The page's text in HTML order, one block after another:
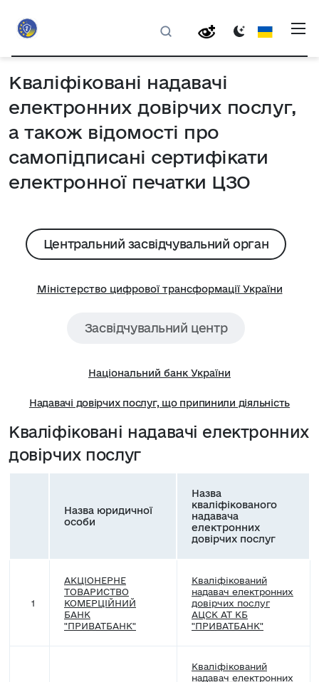
Кваліфіковані надавачі
електронних довірчих послуг,
а також відомості про
самопідписані сертифікати
електронної печатки ЦЗО
Центральний засвідчувальний орган
Міністерство цифрової трансформації України
Засвідчувальний центр
Національний банк України
Надавачі довірчих послуг, що припинили діяльність
Кваліфіковані надавачі електронних
довірчих послуг
Назва юридичної
особи
Назва
кваліфікованого
надавача
електронних
довірчих послуг
1
АКЦІОНЕРНЕ
ТОВАРИСТВО
КОМЕРЦІЙНИЙ
БАНК
"ПРИВАТБАНК"
Кваліфікований
надавач електронних
довірчих послуг
АЦСК АТ КБ
"ПРИВАТБАНК"
Кваліфікований
надавач електронних